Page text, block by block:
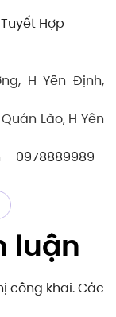
Hợp
H Yên Định,
Lào, H Yên
– 0978889989
luận
công khai. Các